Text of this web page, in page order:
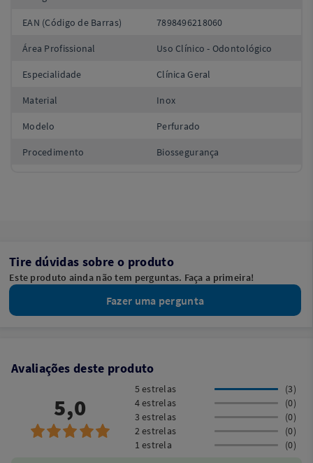
EAN (Código de Barras) 7898496218060
Área Profissional Uso Clínico - Odontológico
Especialidade Clínica Geral
Material Inox
Modelo Perfurado
Procedimento Biossegurança
Tire dúvidas sobre o produto
Este produto ainda não tem perguntas. Faça a primeira!
Fazer uma pergunta
Avaliações deste produto
5,0
5 estrelas
(3)
4 estrelas
(0)
3 estrelas
(0)
2 estrelas
(0)
1 estrela
(0)